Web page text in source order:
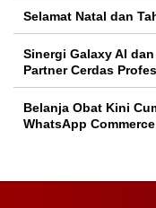
Selamat Natal dan
Sinergi Galaxy AI
Partner Cerdas
Belanja Obat Kini
WhatsApp